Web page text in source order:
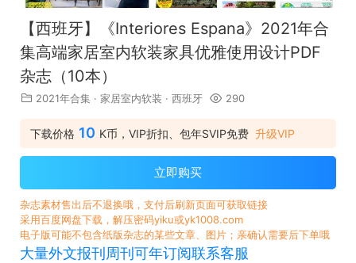
【西班牙】《Interiores Espana》2021年合
集高端家居室内软装家具优雅使用设计PDF
杂志（10本）
2021年合集 · 家居室内软装 · 西班牙 290
下载价格 10 K币，VIP折扣、包年SVIP免费 升级VIP
立即购买
杂志素材售出后不退换哦，支付后刷新页面可获取链接
采用百度网盘下载，解压密码yiku或yk1008.com
电子版可能不包含纸版杂志的某些文章、图片；亲确认需要后下单哦
大量外文报刊周刊可年订阅联系客服